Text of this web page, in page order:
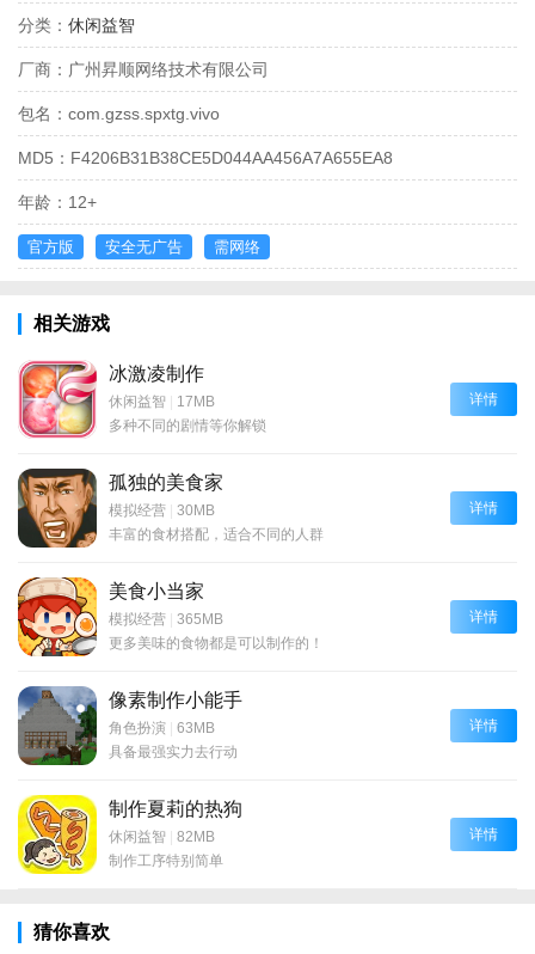
分类： 休闲益智
厂商： 广州昇顺网络技术有限公司
包名： com.gzss.spxtg.vivo
MD5： F4206B31B38CE5D044AA456A7A655EA8
年龄： 12+
官方版 安全无广告 需网络
相关游戏
冰激凌制作
休闲益智 | 17MB
多种不同的剧情等你解锁
详情
孤独的美食家
模拟经营 | 30MB
丰富的食材搭配，适合不同的人群
详情
美食小当家
模拟经营 | 365MB
更多美味的食物都是可以制作的！
详情
像素制作小能手
角色扮演 | 63MB
具备最强实力去行动
详情
制作夏莉的热狗
休闲益智 | 82MB
制作工序特别简单
详情
猜你喜欢